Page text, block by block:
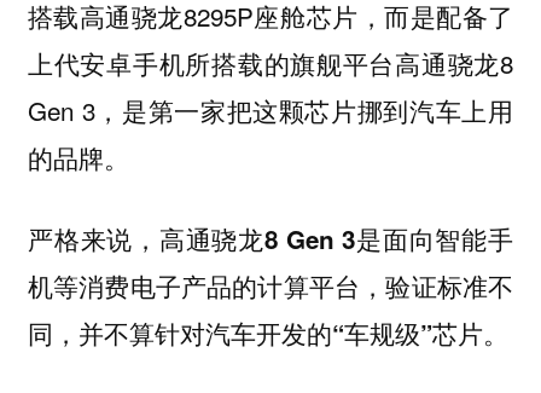
搭载高通骁龙8295P座舱芯片，而是配备了
上代安卓手机所搭载的旗舰平台高通骁龙8
Gen 3，是第一家把这颗芯片挪到汽车上用
的品牌。
严格来说， 高通骁龙8 Gen 3是面向智能手
机等消费电子产品的计算平台，验证标准不
同，并不算针对汽车开发的“车规级”芯片。